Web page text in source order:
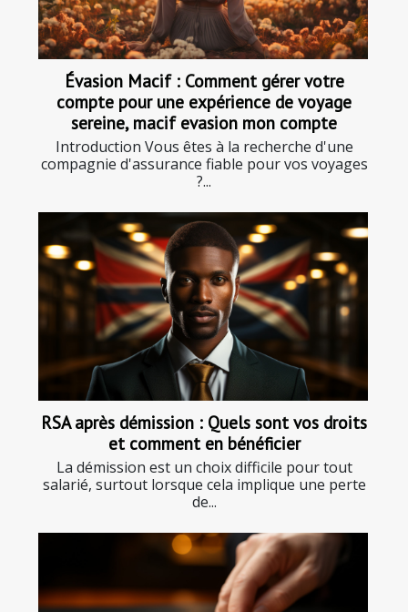
Évasion Macif : Comment gérer votre
compte pour une expérience de voyage
sereine, macif evasion mon compte
Introduction Vous êtes à la recherche d'une
compagnie d'assurance fiable pour vos voyages
?...
RSA après démission : Quels sont vos droits
et comment en bénéficier
La démission est un choix difficile pour tout
salarié, surtout lorsque cela implique une perte
de...